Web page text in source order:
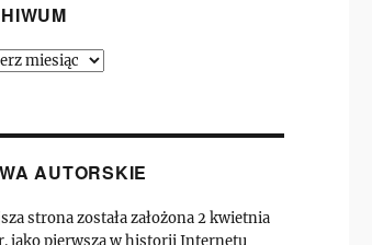
AUTORSKIE
strona została założona 2 kwietnia
jako pierwsza w historii Internetu